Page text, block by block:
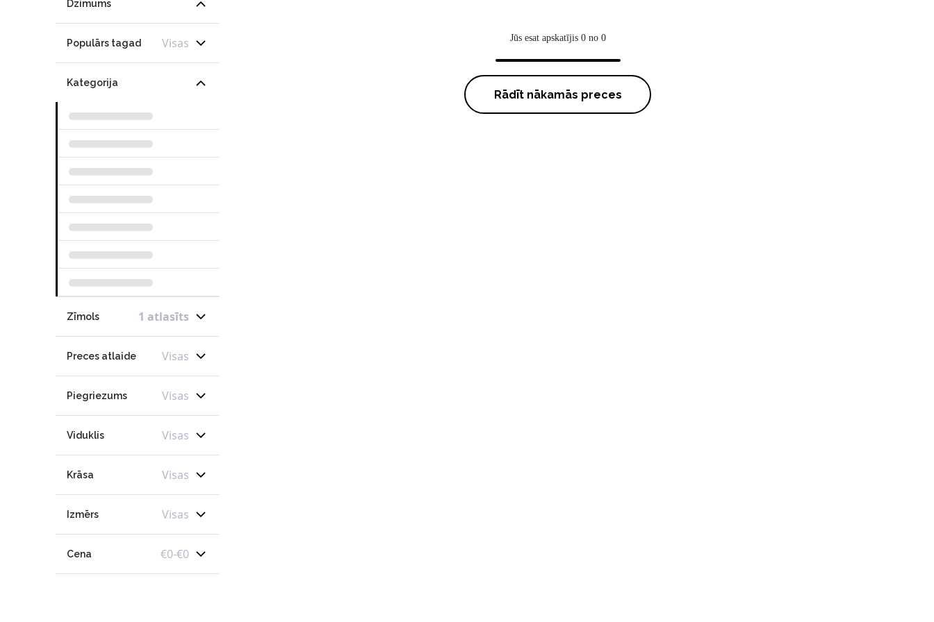
Dzimums
Populārs tagad Visas
Kategorija
Zīmols 1 atlasīts
Preces atlaide Visas
Piegriezums Visas
Viduklis Visas
Krāsa Visas
Izmērs Visas
Cena €0-€0
Jūs esat apskatījis 0 no 0
Rādīt nākamās preces